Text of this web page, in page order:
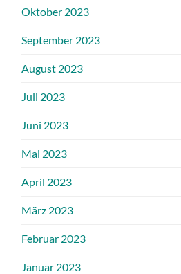
Oktober 2023
September 2023
August 2023
Juli 2023
Juni 2023
Mai 2023
April 2023
März 2023
Februar 2023
Januar 2023